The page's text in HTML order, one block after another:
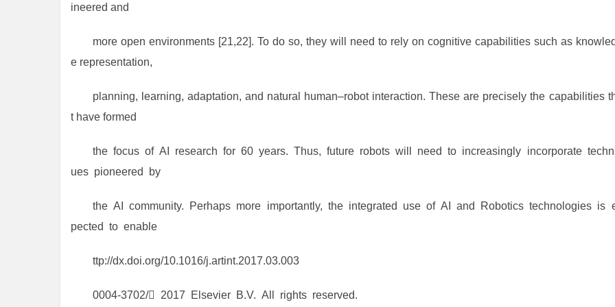
ineered and
more open environments [21,22]. To do so, they will need to rely on cognitive capabilities such as
e representation,
planning, learning, adaptation, and natural human–robot interaction. These are precisely the capabilities
t have formed
the focus of AI research for 60 years. Thus, future robots will need to increasingly incorporate
ues pioneered by
the AI community. Perhaps more importantly, the integrated use of AI and Robotics technologies is
pected to enable
ttp://dx.doi.org/10.1016/j.artint.2017.03.003
0004-3702/ 2017 Elsevier B.V. All rights reserved.